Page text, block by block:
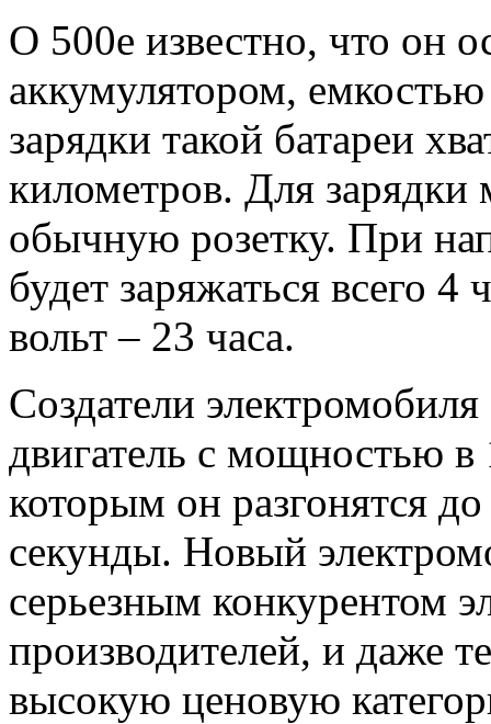
О 500е известно, что он
аккумулятором,
зарядки такой батареи
километров. Для зарядки
обычную розетку. При
будет заряжаться всего
вольт – 23 часа.
Создатели
двигатель с мощностью
которым он разгонятся
секунды. Новый
серьезным конкурентом
производителей, и даже
высокую ценовую